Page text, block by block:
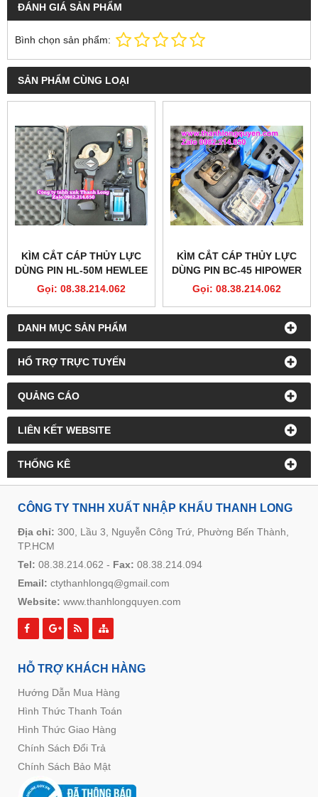
DANH MỤC SẢN PHẨM
HỔ TRỢ TRỰC TUYẾN
QUẢNG CÁO
LIÊN KẾT WEBSITE
THỐNG KÊ
ĐÁNH GIÁ SẢN PHẨM
Bình chọn sản phẩm:
SẢN PHẨM CÙNG LOẠI
KÌM CẮT CÁP THỦY LỰC
DÙNG PIN HL-50M HEWLEE
Gọi: 08.38.214.062
KÌM CẮT CÁP THỦY LỰC
DÙNG PIN BC-45 HIPOWER
CẮT NHÔM LÕI THÉP
Gọi: 08.38.214.062
CÔNG TY TNHH XUẤT NHẬP KHẨU THANH LONG
Địa chỉ: 300, Lầu 3, Nguyễn Công Trứ, Phường Bến Thành,
TP.HCM
Tel: 08.38.214.062 - Fax: 08.38.214.094
Email: ctythanhlongq@gmail.com
Website: www.thanhlongquyen.com
HỖ TRỢ KHÁCH HÀNG
Hướng Dẫn Mua Hàng
Hình Thức Thanh Toán
Hình Thức Giao Hàng
Chính Sách Đổi Trả
Chính Sách Bảo Mật